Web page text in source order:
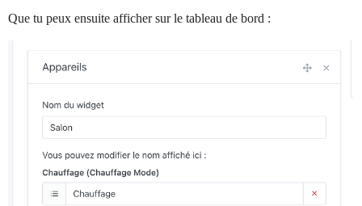
Que tu peux ensuite afficher sur le tableau de bord :